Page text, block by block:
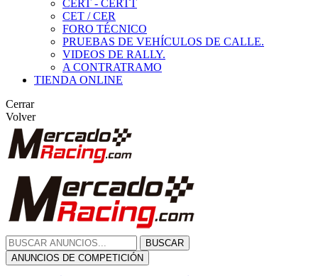
CERT - CERTT
CET / CER
FORO TÉCNICO
PRUEBAS DE VEHÍCULOS DE CALLE.
VIDEOS DE RALLY.
A CONTRATRAMO
TIENDA ONLINE
Cerrar
Volver
BUSCAR
ANUNCIOS DE COMPETICIÓN